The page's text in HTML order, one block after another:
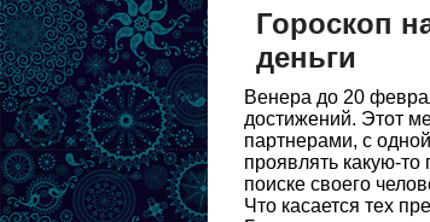
Гороскоп
деньги
Венера до 20
достижений. Этот
партнерами, с
проявлять какую-
поиске своего
Что касается тех